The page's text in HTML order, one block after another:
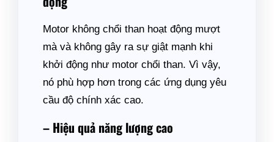
Motor không chổi than hoạt động mượt
mà và không gây ra sự giật mạnh khi
khởi động như motor chổi than. Vì vậy,
nó phù hợp hơn trong các ứng dụng yêu
cầu độ chính xác cao.
– Hiệu quả năng lượng cao